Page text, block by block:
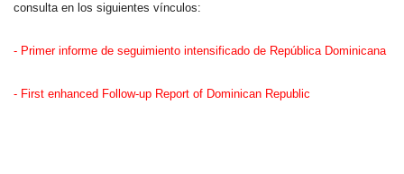
consulta en los siguientes vínculos:
- Primer informe de seguimiento intensificado de República Dominicana
- First enhanced Follow-up Report of Dominican Republic